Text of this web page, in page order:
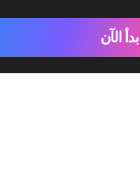
ابدأ الآن